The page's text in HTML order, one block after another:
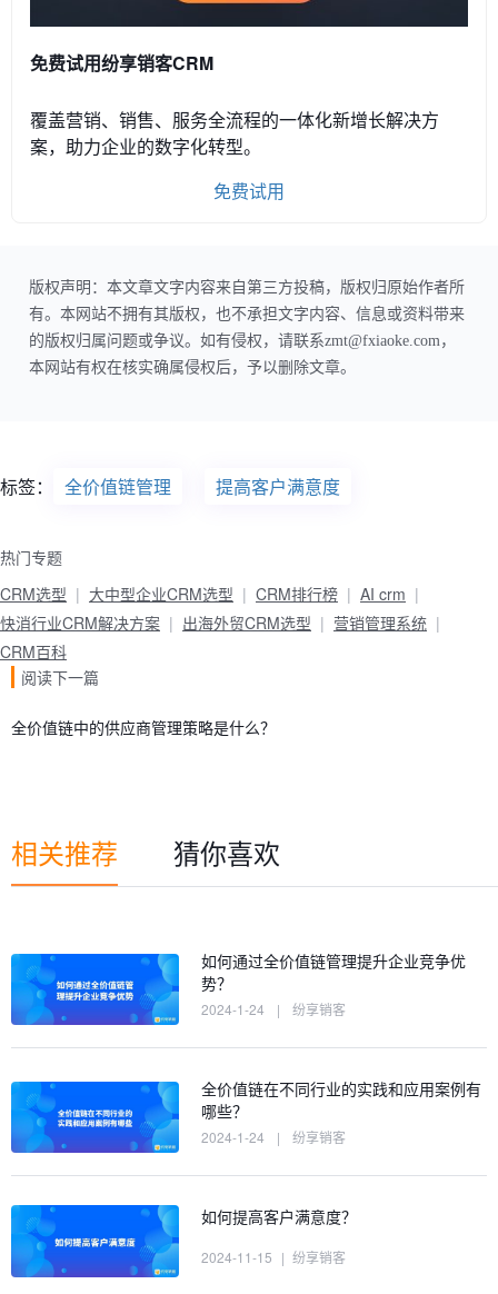
免费试用纷享销客CRM
覆盖营销、销售、服务全流程的一体化新增长解决方
案，助力企业的数字化转型。
免费试用
版权声明：本文章文字内容来自第三方投稿，版权归原始作者所
有。本网站不拥有其版权，也不承担文字内容、信息或资料带来
的版权归属问题或争议。如有侵权，请联系zmt@fxiaoke.com，
本网站有权在核实确属侵权后，予以删除文章。
标签： 全价值链管理 提高客户满意度
热门专题
CRM选型
大中型企业CRM选型 CRM排行榜
AI crm
快消行业CRM解决方案
出海外贸CRM选型
营销管理系统
CRM百科
阅读下一篇
全价值链中的供应商管理策略是什么？
相关推荐 猜你喜欢
如何通过全价值链管理提升企业竞争优
势？
2024-1-24 | 纷享销客
全价值链在不同行业的实践和应用案例有
哪些？
2024-1-24 | 纷享销客
如何提高客户满意度？
2024-11-15 | 纷享销客